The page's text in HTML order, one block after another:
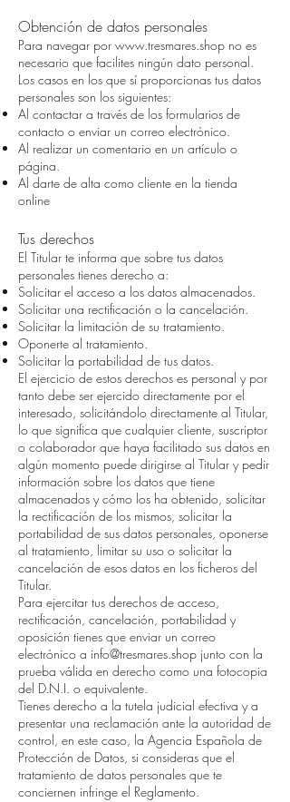
Obtención de datos personales
Para navegar por www.tresmares.shop no es
necesario que facilites ningún dato personal.
Los casos en los que sí proporcionas tus datos
personales son los siguientes:
Al contactar a través de los formularios de
contacto o enviar un correo electrónico.
Al realizar un comentario en un artículo o
página.
Al darte de alta como cliente en la tienda
online
Tus derechos
El Titular te informa que sobre tus datos
personales tienes derecho a:
Solicitar el acceso a los datos almacenados.
Solicitar una rectificación o la cancelación.
Solicitar la limitación de su tratamiento.
Oponerte al tratamiento.
Solicitar la portabilidad de tus datos.
El ejercicio de estos derechos es personal y por
tanto debe ser ejercido directamente por el
interesado, solicitándolo directamente al Titular,
lo que significa que cualquier cliente, suscriptor
o colaborador que haya facilitado sus datos en
algún momento puede dirigirse al Titular y pedir
información sobre los datos que tiene
almacenados y cómo los ha obtenido, solicitar
la rectificación de los mismos, solicitar la
portabilidad de sus datos personales, oponerse
al tratamiento, limitar su uso o solicitar la
cancelación de esos datos en los ficheros del
Titular.
Para ejercitar tus derechos de acceso,
rectificación, cancelación, portabilidad y
oposición tienes que enviar un correo
electrónico a info@tresmares.shop junto con la
prueba válida en derecho como una fotocopia
del D.N.I. o equivalente.
Tienes derecho a la tutela judicial efectiva y a
presentar una reclamación ante la autoridad de
control, en este caso, la Agencia Española de
Protección de Datos, si consideras que el
tratamiento de datos personales que te
conciernen infringe el Reglamento.